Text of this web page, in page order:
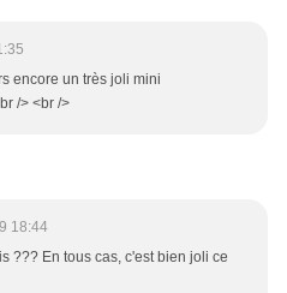
encore un très joli mini
/> <br />
18:44
??? En tous cas, c'est bien joli ce